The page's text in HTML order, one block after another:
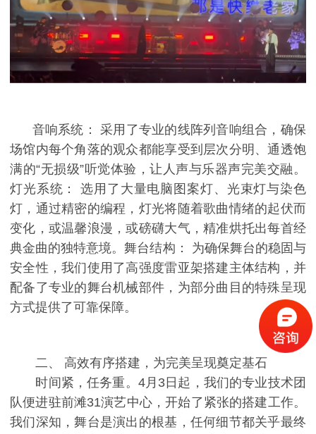
音响系统： 采用了专业的线阵列音响组合，确保
场馆内每个角落的观众都能享受到层次分明、通透饱
满的“无损级”听觉体验，让人声与乐器声完美交融。
灯光系统： 选用了大量电脑图案灯、光束灯与染色
灯，通过精密的编程，灯光将随着歌曲情绪的起伏而
变化，或温馨浪漫，或磅礴大气，精准烘托出每首经
典金曲的独特意境。舞台结构： 为确保舞台的稳固与
安全性，我们使用了高强度雷亚架搭建主体结构，并
配备了专业的舞台机械部件，为部分曲目的特殊呈现
方式提供了可靠保障。
二、 高效有序搭建，为完美呈现奠定基石
时间紧，任务重。4月3日起，我们的专业技术团
队便进驻前滩31演艺中心，开始了紧张的搭建工作。
我们深知，舞台是演出的根基，任何细节都关乎最终